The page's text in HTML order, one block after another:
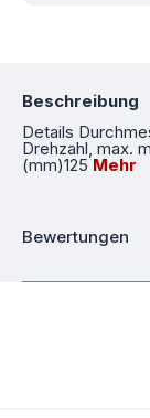
Beschreibung
Details
Drehzahl, max.
(mm)125Mehr
Bewertungen